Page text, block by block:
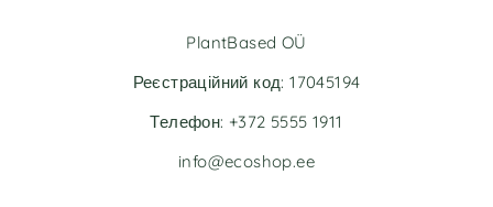
PlantBased OÜ
Реєстраційний код: 17045194
Телефон: +372 5555 1911
info@ecoshop.ee